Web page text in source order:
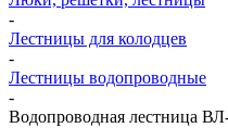
-
Лестницы для колодцев
-
Лестницы водопроводные
-
Водопроводная лестница